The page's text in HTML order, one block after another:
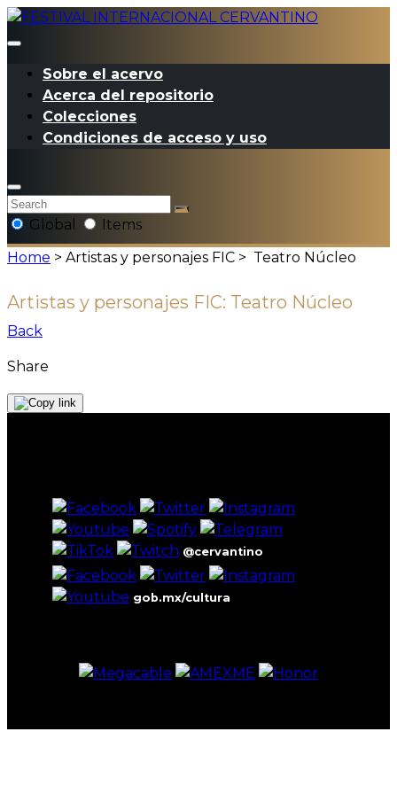
Sobre el acervo
Acerca del repositorio
Colecciones
Condiciones de acceso y uso
Global
Items
Home > Artistas y personajes FIC > Teatro Núcleo
Artistas y personajes FIC: Teatro Núcleo
Back
Share
@cervantino
gob.mx/cultura